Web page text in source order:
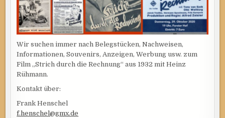
Wir suchen immer nach Belegstücken, Nachweisen,
Informationen, Souvenirs, Anzeigen, Werbung usw. zum
Film „Strich durch die Rechnung“ aus 1932 mit Heinz
Rühmann.
Kontakt über:
Frank Henschel
f.henschel@gmx.de